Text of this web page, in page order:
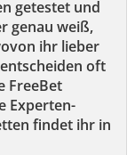
getestet und
genau weiß,
ihr lieber
oft
FreeBet
Experten-
findet ihr in